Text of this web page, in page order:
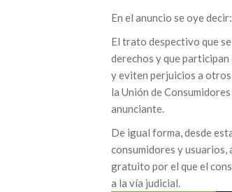
En el anuncio se oye decir:
El trato despectivo que
derechos y que
y eviten perjuicios a otros
la Unión de
anunciante.
De igual forma, desde
consumidores y usuarios,
gratuito por el que el
a la vía judicial.